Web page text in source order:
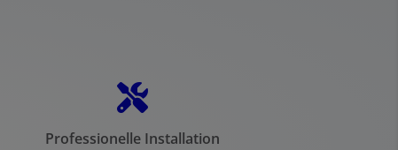
Professionelle Installation